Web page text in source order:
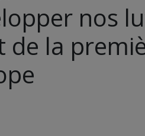
nos
de la